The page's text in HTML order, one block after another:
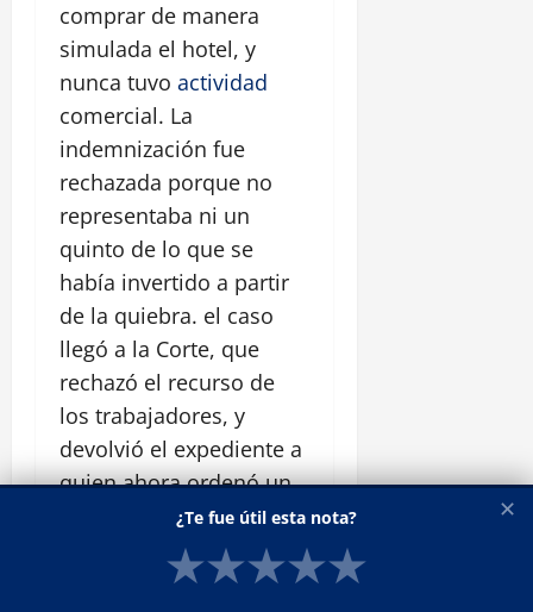
comprar de manera
simulada el hotel, y
nunca tuvo actividad
comercial. La
indemnización fue
rechazada porque no
representaba ni un
quinto de lo que se
había invertido a partir
de la quiebra. el caso
llegó a la Corte, que
rechazó el recurso de
los trabajadores, y
devolvió el expediente a
quien ahora ordenó un
nuevo desalojo. No
quedan más instancias
✕
¿Te fue útil esta nota?
★★★★★